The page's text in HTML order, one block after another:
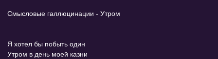
Смысловые галлюцинации - Утром
Я хотел бы побыть один
Утром в день моей казни